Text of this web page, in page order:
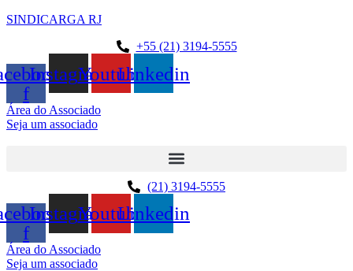
SINDICARGA RJ
+55 (21) 3194-5555
f
InstagramYoutubeLinkedin
Área do Associado
Seja um associado
(21) 3194-5555
f
InstagramYoutubeLinkedin
Área do Associado
Seja um associado